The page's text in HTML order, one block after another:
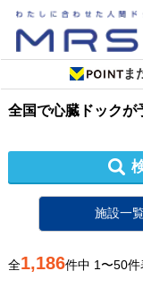
ま
全国で心臓ドックが
施設一
全1,186件中 1〜50件